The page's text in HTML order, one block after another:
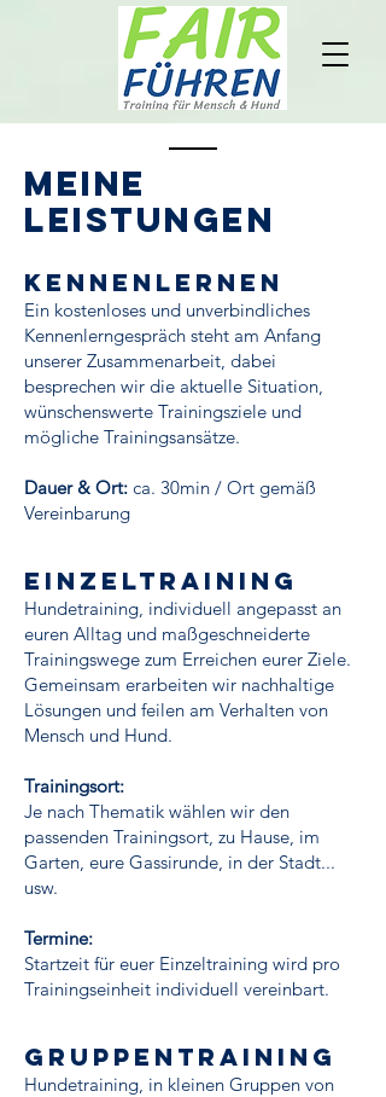
meine
leistungen
Kennenlernen
Ein kostenloses und unverbindliches
Kennenlerngespräch steht am Anfang
unserer Zusammenarbeit, dabei
besprechen wir die aktuelle Situation,
wünschenswerte Trainingsziele und
mögliche Trainingsansätze.
​Dauer & Ort: ca. 30min / Ort gemäß
Vereinbarung
einzeltraining
Hundetraining, individuell angepasst an
euren Alltag und maßgeschneiderte
Trainingswege zum Erreichen eurer Ziele.
Gemeinsam erarbeiten wir nachhaltige
Lösungen und feilen am Verhalten von
Mensch und Hund.
Trainingsort:
Je nach Thematik wählen wir den
passenden Trainingsort, zu Hause, im
Garten, eure Gassirunde, in der Stadt...
usw.
Termine:
Startzeit für euer Einzeltraining wird pro
Trainingseinheit individuell vereinbart.
gruppentraining
Hundetraining, in kleinen Gruppen von